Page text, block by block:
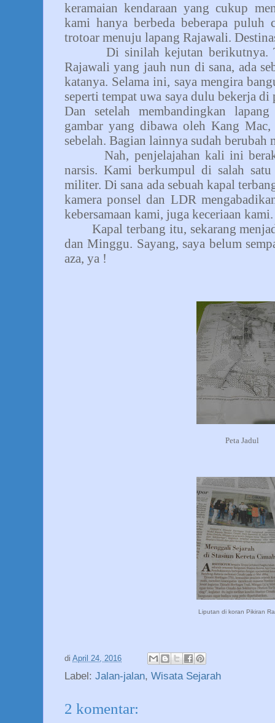
keramaian kendaraan yang cukup
kami hanya berbeda beberapa puluh
trotoar menuju lapang Rajawali.
Di sinilah kejutan berikutnya.
Rajawali yang jauh nun di sana, ada
katanya. Selama ini, saya mengira
seperti tempat uwa saya dulu bekerja
Dan setelah membandingkan
gambar yang dibawa oleh Kang
sebelah. Bagian lainnya sudah
Nah, penjelajahan kali ini
narsis. Kami berkumpul di salah
militer. Di sana ada sebuah kapal
kamera ponsel dan LDR
kebersamaan kami, juga keceriaan kami.
Kapal terbang itu, sekarang
dan Minggu. Sayang, saya belum
aza, ya !
Peta Jadul
Liputan di koran Pikiran
di April 24, 2016
Label: Jalan-jalan, Wisata Sejarah
2 komentar: